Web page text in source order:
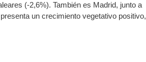
(-2,6%). También es Madrid, junto a
un crecimiento vegetativo positivo,